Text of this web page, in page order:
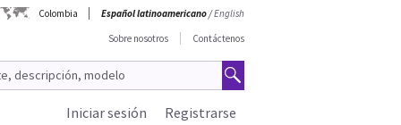
Colombia Español latinoamericano/English
Sobre nosotros
Contáctenos
Registrarse
Iniciar sesión